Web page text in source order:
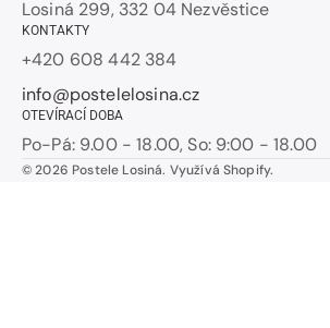
Losiná 299, 332 04 Nezvěstice
KONTAKTY
+420 608 442 384
info@postelelosina.cz
OTEVÍRACÍ DOBA
Po-Pá: 9.00 - 18.00, So: 9:00 - 18.00
© 2026 Postele Losiná. Využívá Shopify.